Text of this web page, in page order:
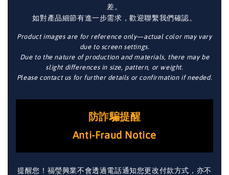
差。
如對產品細節有進一步需求，歡迎聯繫我們確認。
Product images are for reference only—actual color may vary
due to screen settings.
Due to the nature of production and materials, there may be
slight differences in size, pattern, or weight.
Please contact us for further details or confirmation if needed.
防詐騙提醒
Anti-Fraud Notice
提醒您！福瑩興業不會透過電話通知您更改付款方式，亦不